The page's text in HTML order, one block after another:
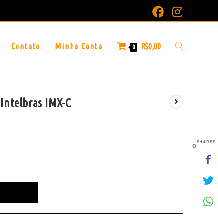
Contato Minha Conta 0 R$0,00
IMX-C
0SHARES